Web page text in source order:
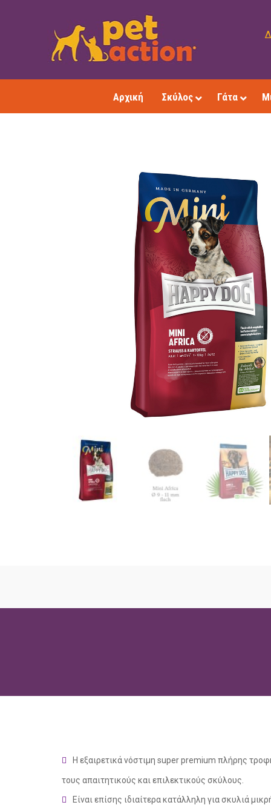
Αρχική Σκύλος Γάτα
Η εξαιρετικά νόστιμη super premium πλήρης
τους απαιτητικούς και επιλεκτικούς σκύλους.
Είναι επίσης ιδιαίτερα κατάλληλη για σκυλιά